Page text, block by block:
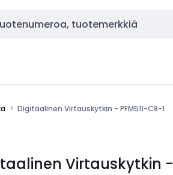
Digitaalinen Virtauskytkin - PFM511-C8-1
Virtauskytkin -